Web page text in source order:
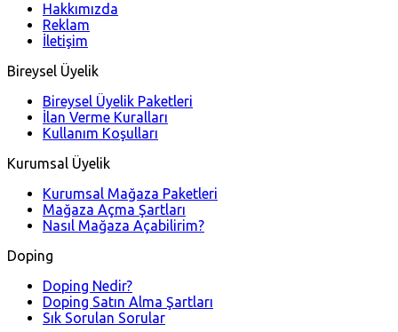
Hakkımızda
Reklam
İletişim
Bireysel Üyelik
Bireysel Üyelik Paketleri
İlan Verme Kuralları
Kullanım Koşulları
Kurumsal Üyelik
Kurumsal Mağaza Paketleri
Mağaza Açma Şartları
Nasıl Mağaza Açabilirim?
Doping
Doping Nedir?
Doping Satın Alma Şartları
Sık Sorulan Sorular